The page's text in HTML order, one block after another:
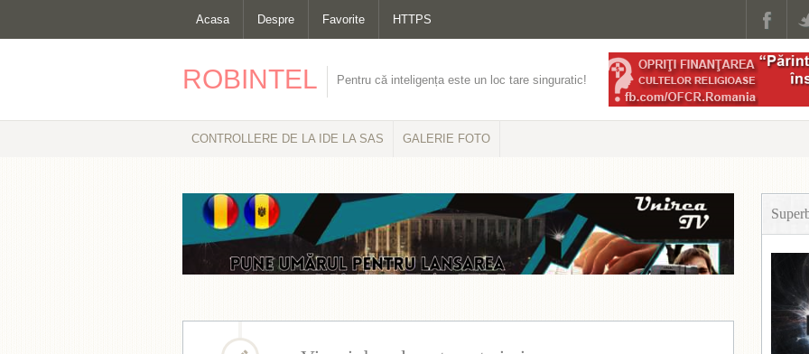
Acasa Despre Favorite HTTPS
ROBINTEL Pentru că inteligența este un loc tare singuratic!
CONTROLLERE DE LA IDE LA SAS GALERIE FOTO